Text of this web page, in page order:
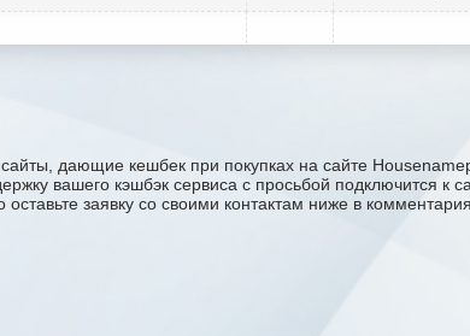
дающие кешбек при покупках на сайте
вашего кэшбэк сервиса с проcьбой подключится
оставьте заявку со своими контактам ниже в